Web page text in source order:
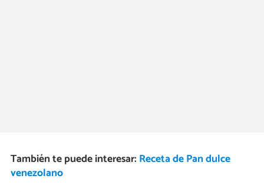
También te puede interesar: Receta de Pan dulce
venezolano